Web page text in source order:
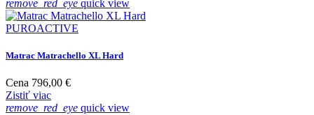
remove_red_eye quick view
PUROACTIVE
Matrac Matrachello XL Hard
Cena 796,00 €
Zistiť viac
remove_red_eye quick view